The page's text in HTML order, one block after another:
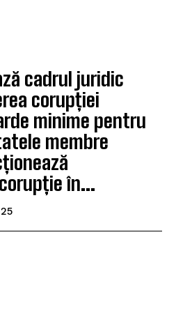
cadrul juridic
corupției
minime pentru
membre
în...